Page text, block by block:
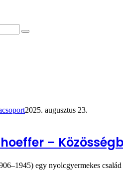
Keresés:
2025. augusztus 23.
–
egy nyolcgyermekes